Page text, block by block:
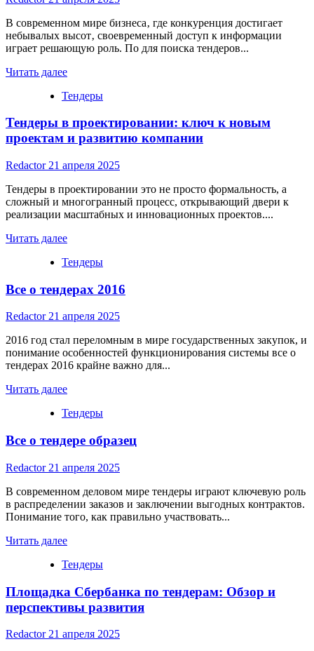
с
государством
В современном мире бизнеса‚ где конкуренция достигает
небывалых высот‚ своевременный доступ к информации
играет решающую роль. По для поиска тендеров...
Читать далееRead
about
для
поиска
тендеров:
эффективные
инструменты
для
успешного
участия
Тендеры
Тендеры в проектировании: ключ к новым
проектам и развитию компании
Redactor 21 апреля 2025
Тендеры в проектировании это не просто формальность, а
сложный и многогранный процесс, открывающий двери к
реализации масштабных и инновационных проектов....
Читать далееRead
about
в
проектировании:
ключ
новым
проектам
и
компании
Тендеры
Все о тендерах 2016
Redactor 21 апреля 2025
2016 год стал переломным в мире государственных закупок, и
понимание особенностей функционирования системы все о
тендерах 2016 крайне важно для...
Читать далееRead
about
о
тендерах
2016
Тендеры
Все о тендере образец
Redactor 21 апреля 2025
В современном деловом мире тендеры играют ключевую роль
в распределении заказов и заключении выгодных контрактов.
Понимание того, как правильно участвовать...
Читать далееRead
about
о
тендере
образец
Тендеры
Площадка Сбербанка по тендерам: Обзор и
перспективы развития
Redactor 21 апреля 2025